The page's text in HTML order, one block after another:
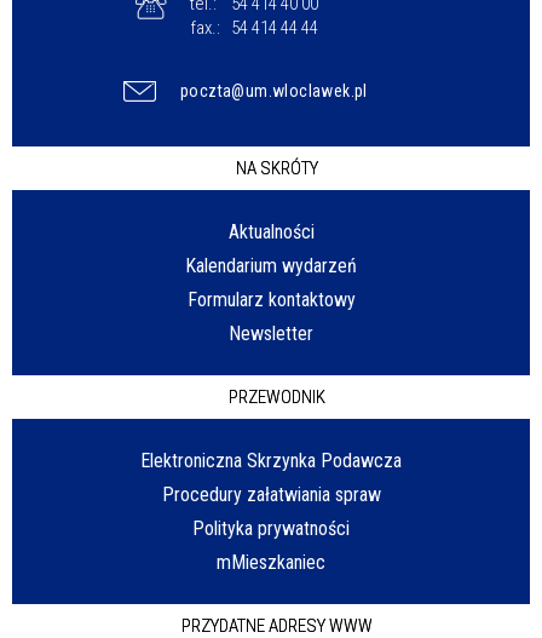
fax.:
54 414 44 44
poczta@um.wloclawek.pl
NA SKRÓTY
Aktualności
Kalendarium wydarzeń
Formularz kontaktowy
Newsletter
PRZEWODNIK
Elektroniczna Skrzynka Podawcza
Procedury załatwiania spraw
Polityka prywatności
mMieszkaniec
PRZYDATNE ADRESY WWW